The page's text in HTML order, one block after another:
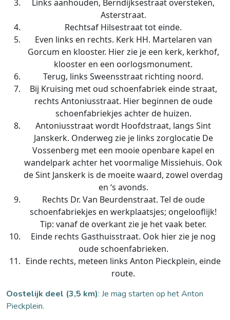
Links aanhouden, Berndijksestraat oversteken,
Asterstraat.
Rechtsaf Hilsestraat tot einde.
Even links en rechts. Kerk HH. Martelaren van
Gorcum en klooster. Hier zie je een kerk, kerkhof,
klooster en een oorlogsmonument.
Terug, links Sweensstraat richting noord.
Bij Kruising met oud schoenfabriek einde straat,
rechts Antoniusstraat. Hier beginnen de oude
schoenfabriekjes achter de huizen.
Antoniusstraat wordt Hoofdstraat, langs Sint
Janskerk. Onderweg zie je links zorglocatie De
Vossenberg met een mooie openbare kapel en
wandelpark achter het voormalige Missiehuis. Ook
de Sint Janskerk is de moeite waard, zowel overdag
en ‘s avonds.
Rechts Dr. Van Beurdenstraat. Tel de oude
schoenfabriekjes en werkplaatsjes; ongelooflijk!
Tip: vanaf de overkant zie je het vaak beter.
Einde rechts Gasthuisstraat. Ook hier zie je nog
oude schoenfabrieken.
Einde rechts, meteen links Anton Pieckplein, einde
route.
Oostelijk deel (3,5 km): Je mag starten op het Anton
Pieckplein.